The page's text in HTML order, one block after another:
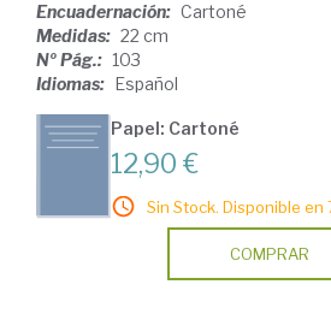
Encuadernación: Cartoné
Medidas: 22 cm
Nº Pág.: 103
Idiomas: Español
Papel: Cartoné
12,90 €
Sin Stock. Disponible en
COMPRAR